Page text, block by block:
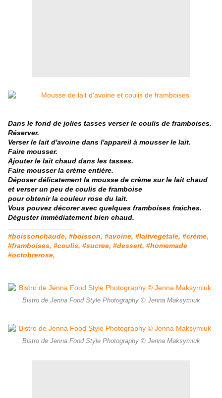
Dans le fond de jolies tasses verser le coulis de framboises.
Réserver.
Verser le lait d'avoine dans l'appareil à mousser le lait.
Faire mousser.
Ajouter le lait chaud dans les tasses.
Faire mousser la crème entière.
Déposer délicatement la mousse de crème sur le lait chaud
et verser un peu de coulis de framboise
pour obtenir la couleur rose du lait.
Vous pouvez décorer avec quelques framboises fraiches.
Déguster immédiatement bien chaud.
#boissonchaude, #boisson, #avoine, #laitvegetale, #crème,
#framboises, #coulis, #sucree, #dessert, #homemade
#octobrerose,
Bistro de Jenna Food Style Photography © Jenna Maksymiuk
Bistro de Jenna Food Style Photography © Jenna Maksymiuk